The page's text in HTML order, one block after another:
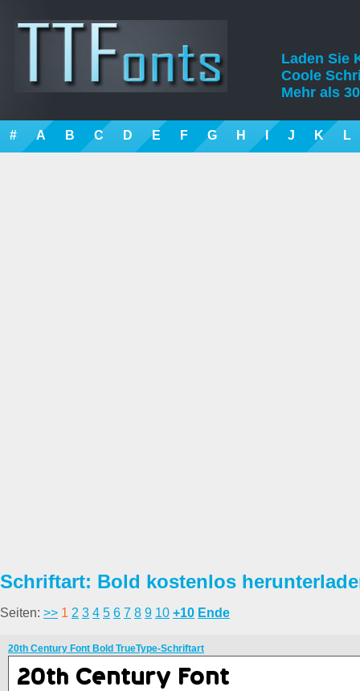
Laden Sie
Coole
Mehr als
# A B C D E F G H I J K L
Schriftart: Bold kostenlos
Seiten: >> 1 2 3 4 5 6 7 8 9 10 +10 Ende
20th Century Font Bold TrueType-Schriftart